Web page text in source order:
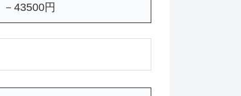
－43500円